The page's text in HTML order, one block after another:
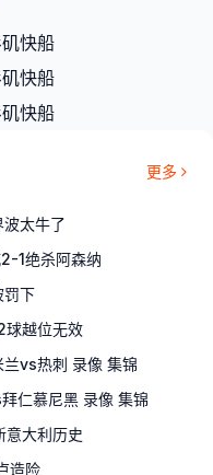
快船
快船
快船
更多
太牛了
1绝杀阿森纳
罚下
球越位无效
兰vs热刺 录像 集锦
仁慕尼黑 录像 集锦
意大利历史
造险